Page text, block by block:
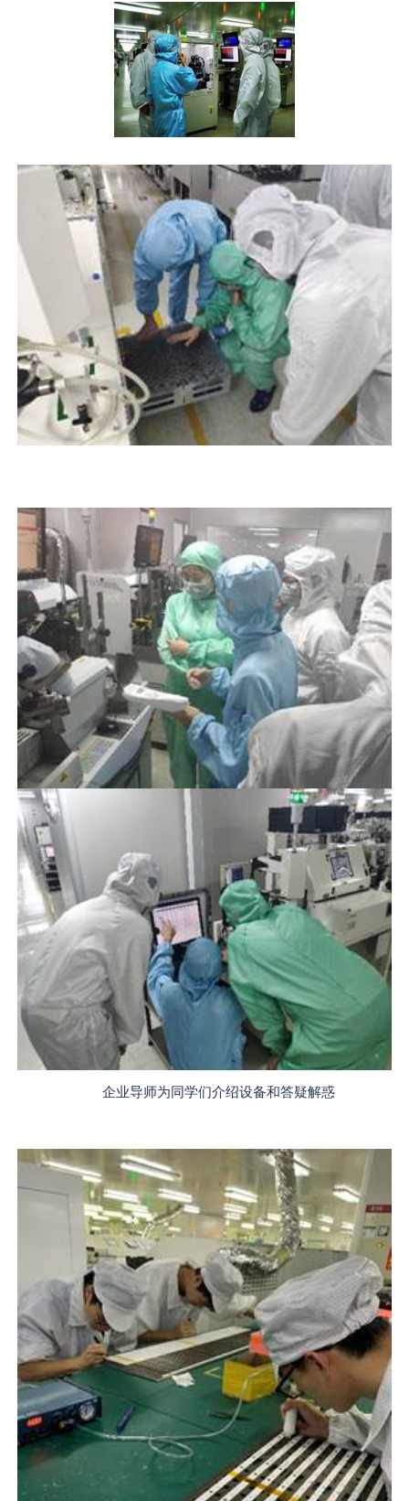
企业导师为同学们介绍设备和答疑解惑